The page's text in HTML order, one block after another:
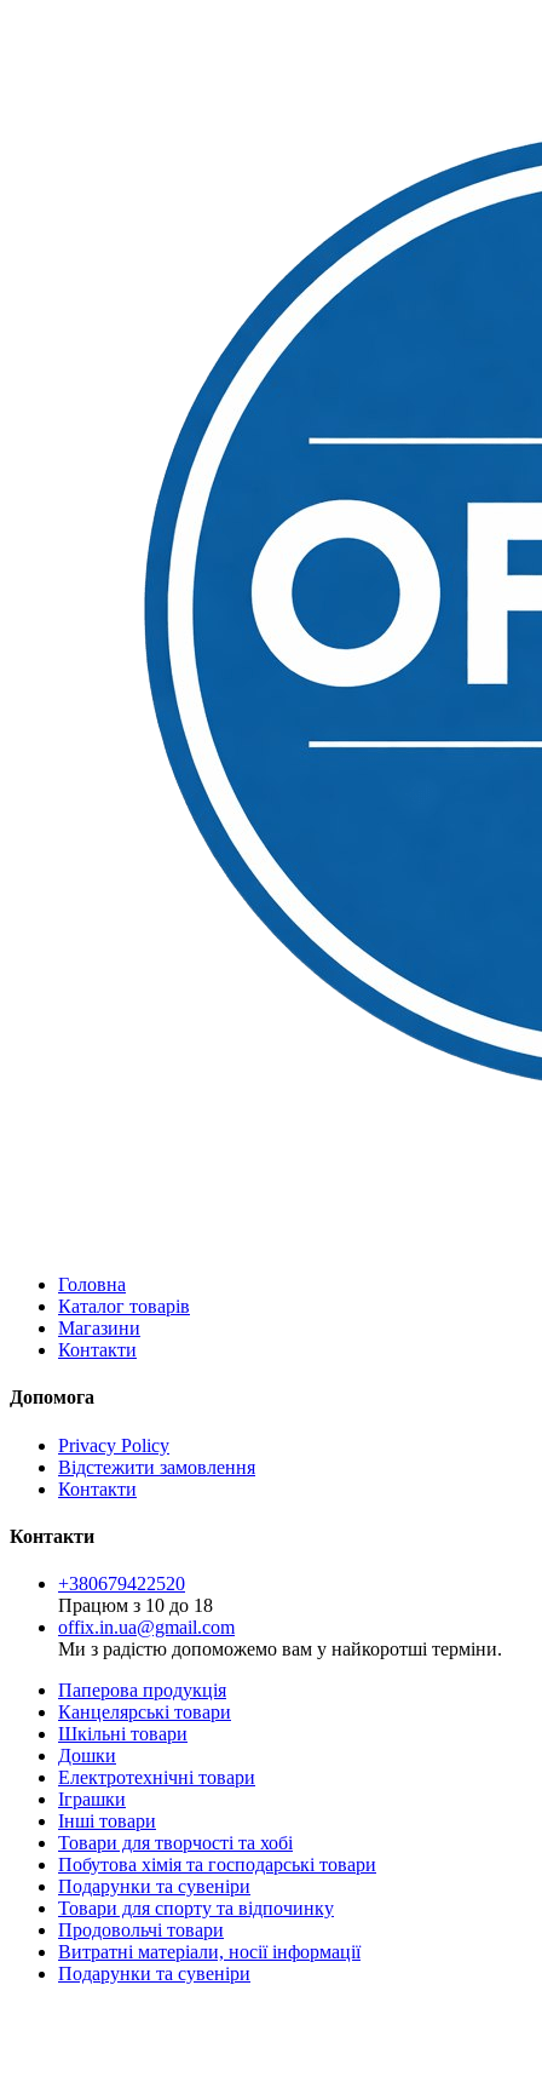
Головна
Каталог товарів
Магазини
Контакти
Допомога
Privacy Policy
Відстежити замовлення
Контакти
Контакти
+380679422520
Працюм з 10 до 18
offix.in.ua@gmail.com
Ми з радістю допоможемо вам у найкоротші терміни.
Паперова продукція
Канцелярські товари
Шкільні товари
Дошки
Електротехнічні товари
Іграшки
Інші товари
Товари для творчості та хобі
Побутова хімія та господарські товари
Подарунки та сувеніри
Товари для спорту та відпочинку
Продовольчі товари
Витратні матеріали, носії інформації
Подарунки та сувеніри